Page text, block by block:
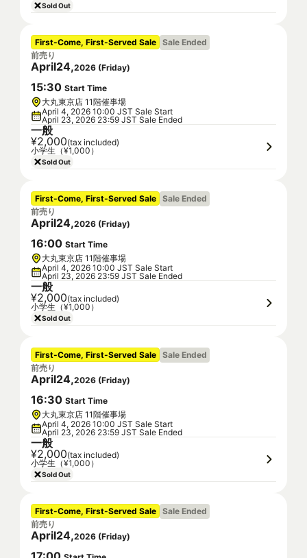
Sold Out
First-Come, First-Served Sale Sale Ended
前売り
April24,2026 (Friday)
15:30 Start Time
大丸東京店 11階催事場
April 4, 2026 10:00 JST Sale Start
April 23, 2026 23:59 JST Sale Ended
一般
¥2,000(tax included)
小学生（¥1,000）
Sold Out
First-Come, First-Served Sale Sale Ended
前売り
April24,2026 (Friday)
16:00 Start Time
大丸東京店 11階催事場
April 4, 2026 10:00 JST Sale Start
April 23, 2026 23:59 JST Sale Ended
一般
¥2,000(tax included)
小学生（¥1,000）
Sold Out
First-Come, First-Served Sale Sale Ended
前売り
April24,2026 (Friday)
16:30 Start Time
大丸東京店 11階催事場
April 4, 2026 10:00 JST Sale Start
April 23, 2026 23:59 JST Sale Ended
一般
¥2,000(tax included)
小学生（¥1,000）
Sold Out
First-Come, First-Served Sale Sale Ended
前売り
April24,2026 (Friday)